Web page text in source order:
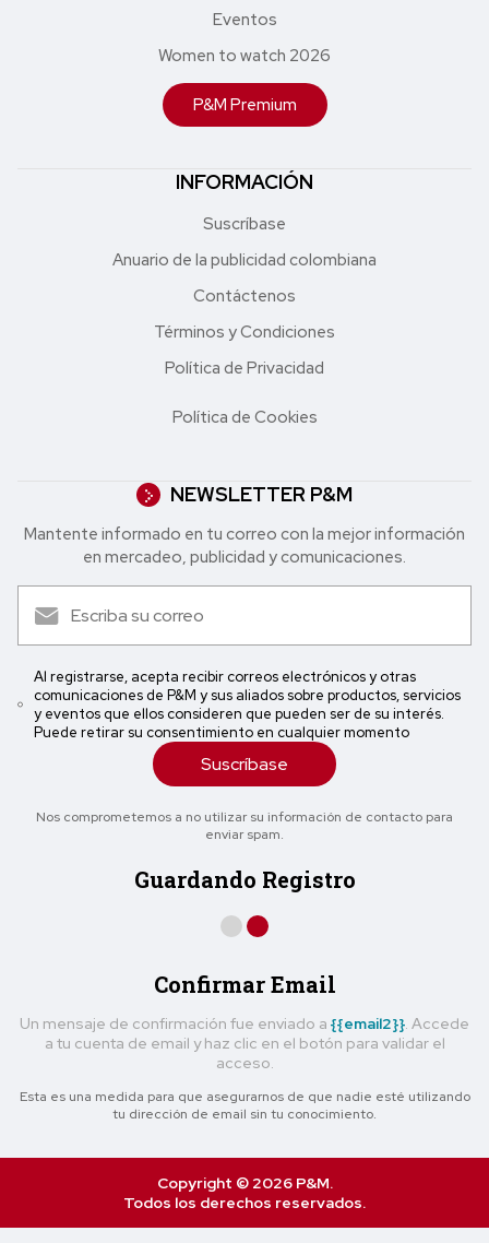
Eventos
Women to watch 2026
P&M Premium
INFORMACIÓN
Suscríbase
Anuario de la publicidad colombiana
Contáctenos
Términos y Condiciones
Política de Privacidad
Política de Cookies
NEWSLETTER P&M
Mantente informado en tu correo con la mejor in formación
en mercadeo, publicidad y comunicaciones.
Al registrarse, acepta recibir correos electrónicos y otras
comunicaciones de P&M y sus aliados sobre productos, servicios
y eventos que ellos consideren que pueden ser de su interés.
Puede retirar su consentimiento en cualquier momento
Suscríbase
Nos comprometemos a no utilizar su información de contacto para
enviar spam.
Guardando Registro
Confirmar Email
Un mensaje de confirmación fue enviado a {{email2}} . Accede
a tu cuenta de email y haz clic en el botón para validar el
acceso.
Esta es una medida para que asegurarnos de que nadie esté utilizando
tu dirección de email sin tu conocimiento.
Copyright © 2026 P&M.
Todos los derechos reservados.